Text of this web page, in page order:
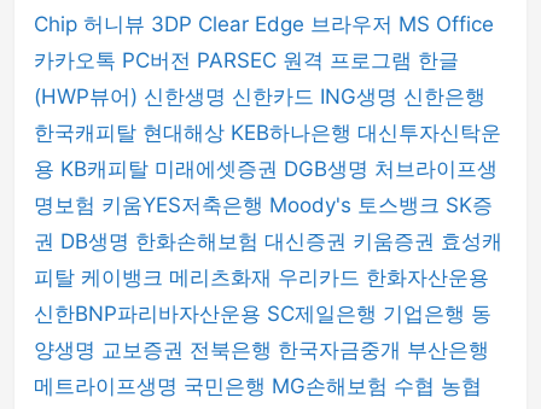
Chip 허니뷰 3DP Clear Edge 브라우저 MS Office
카카오톡 PC버전 PARSEC 원격 프로그램 한글
(HWP뷰어) 신한생명 신한카드 ING생명 신한은행
한국캐피탈 현대해상 KEB하나은행 대신투자신탁운
용 KB캐피탈 미래에셋증권 DGB생명 처브라이프생
명보험 키움YES저축은행 Moody's 토스뱅크 SK증
권 DB생명 한화손해보험 대신증권 키움증권 효성캐
피탈 케이뱅크 메리츠화재 우리카드 한화자산운용
신한BNP파리바자산운용 SC제일은행 기업은행 동
양생명 교보증권 전북은행 한국자금중개 부산은행
메트라이프생명 국민은행 MG손해보험 수협 농협